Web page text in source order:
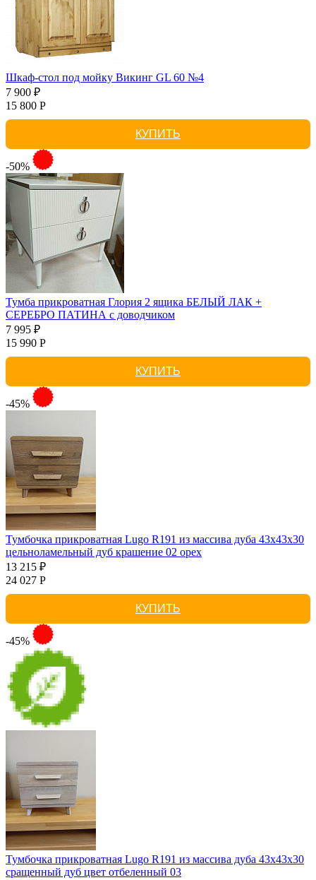
Шкаф-стол под мойку Викинг GL 60 №4
7 900 ₽
15 800 Р
КУПИТЬ
-50%
Тумба прикроватная Глория 2 ящика БЕЛЫЙ ЛАК +
СЕРЕБРО ПАТИНА с доводчиком
7 995 ₽
15 990 Р
КУПИТЬ
-45%
Тумбочка прикроватная Lugo R191 из массива дуба 43х43х30
цельноламельный дуб крашение 02 орех
13 215 ₽
24 027 Р
КУПИТЬ
-45%
Тумбочка прикроватная Lugo R191 из массива дуба 43х43х30
сращенный дуб цвет отбеленный 03